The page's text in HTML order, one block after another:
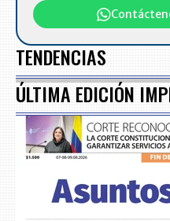
TENDENCIAS
ÚLTIMA EDICIÓN